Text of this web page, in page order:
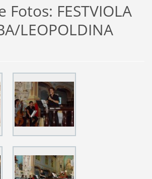
Fotos: FESTVIOLA
LEOPOLDINA